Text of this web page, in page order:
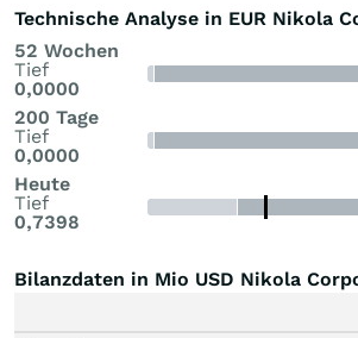
Technische Analyse in EUR Nikola
52 Wochen
Tief
0,0000
200 Tage
Tief
0,0000
Heute
Tief
0,7398
Bilanzdaten in Mio USD Nikola